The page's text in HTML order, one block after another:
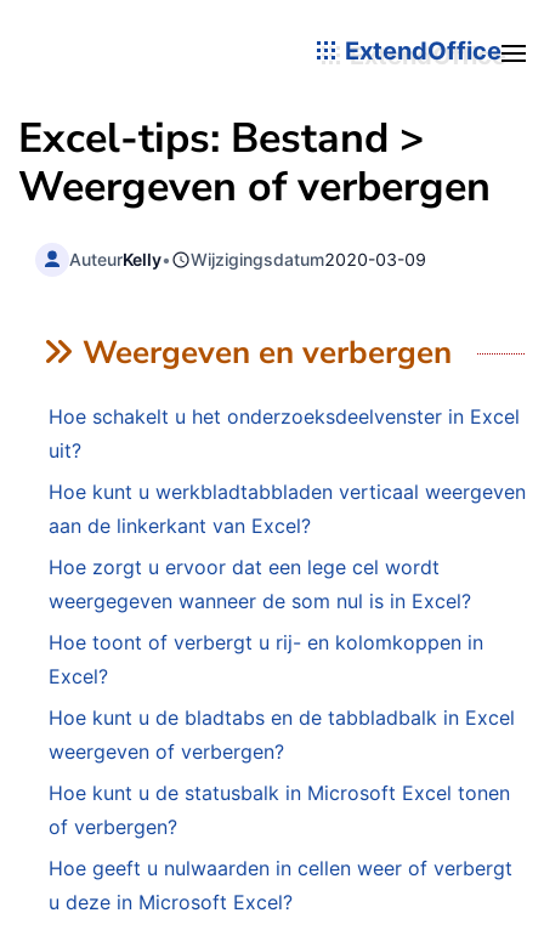
ExtendOffice
Excel-tips: Bestand >
Weergeven of verbergen
AuteurKelly• Wijzigingsdatum2020-03-09
Weergeven en verbergen
Hoe schakelt u het onderzoeksdeelvenster in Excel
uit?
Hoe kunt u werkbladtabbladen verticaal weergeven
aan de linkerkant van Excel?
Hoe zorgt u ervoor dat een lege cel wordt
weergegeven wanneer de som nul is in Excel?
Hoe toont of verbergt u rij- en kolomkoppen in
Excel?
Hoe kunt u de bladtabs en de tabbladbalk in Excel
weergeven of verbergen?
Hoe kunt u de statusbalk in Microsoft Excel tonen
of verbergen?
Hoe geeft u nulwaarden in cellen weer of verbergt
u deze in Microsoft Excel?